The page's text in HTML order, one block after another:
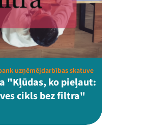
uzņēmējdarbības skatuve
"Kļūdas, ko pieļaut:
cikls bez filtra"